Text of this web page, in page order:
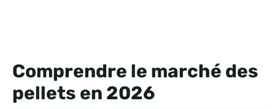
Comprendre le marché des
pellets en 2026